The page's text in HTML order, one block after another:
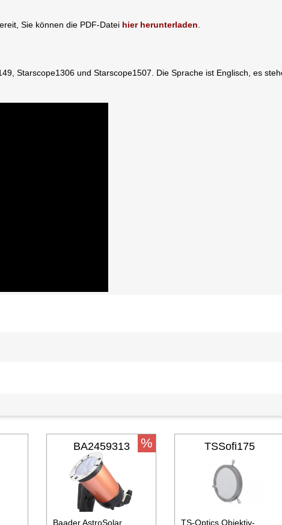
Sie können die PDF-Datei hier herunterladen
Starscope1306 und Starscope1507. Die Sprache ist Englisch, es
BA2459313
Baader AstroSolar
% TSSofi175
TS-Optics Objektiv-